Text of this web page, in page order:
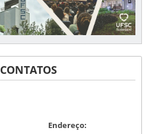
CONTATOS
Endereço: